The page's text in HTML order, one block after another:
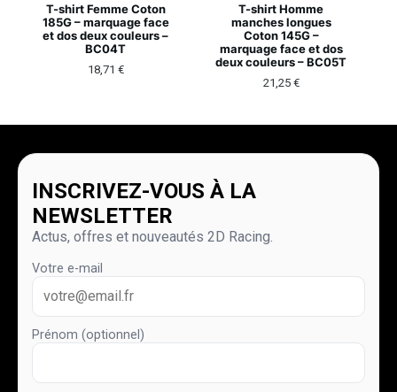
T-shirt Femme Coton
185G – marquage face
et dos deux couleurs –
BC04T
18,71 €
T-shirt Homme
manches longues
Coton 145G –
marquage face et dos
deux couleurs – BC05T
21,25 €
INSCRIVEZ-VOUS À LA
NEWSLETTER
Actus, offres et nouveautés 2D Racing.
Votre e-mail
Prénom (optionnel)